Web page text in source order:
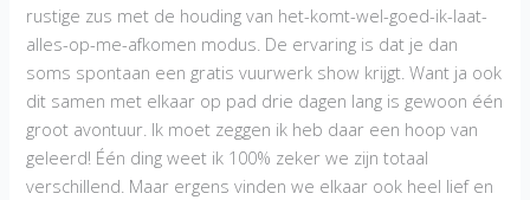
rustige zus met de houding van het-komt-wel-goed-ik-laat-
alles-op-me-afkomen modus. De ervaring is dat je dan
soms spontaan een gratis vuurwerk show krijgt. Want ja ook
dit samen met elkaar op pad drie dagen lang is gewoon één
groot avontuur. Ik moet zeggen ik heb daar een hoop van
geleerd! Één ding weet ik 100% zeker we zijn totaal
verschillend. Maar ergens vinden we elkaar ook heel lief en